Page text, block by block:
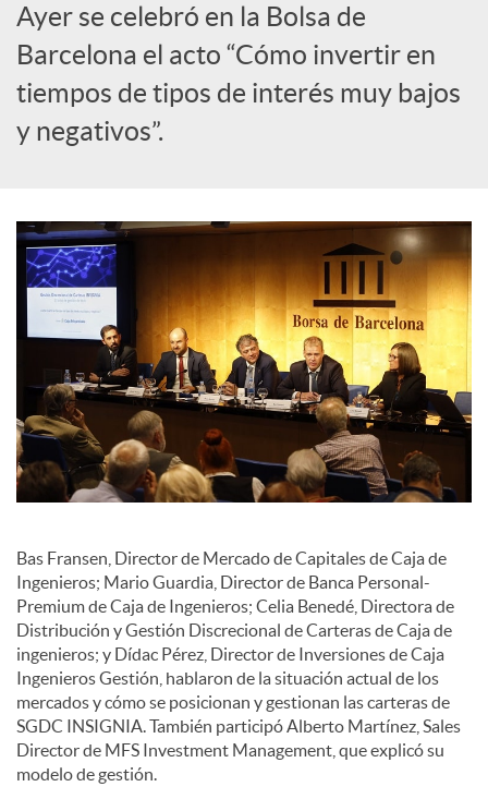
d
o
d
e
c
o
n
t
e
n
Ayer se celebró en la Bolsa de
Barcelona el acto “Cómo invertir en
tiempos de tipos de interés muy bajos
y negativos”.
Bas Fransen, Director de Mercado de Capitales de Caja de
Ingenieros; Mario Guardia, Director de Banca Personal-
Premium de Caja de Ingenieros; Celia Benedé, Directora de
Distribución y Gestión Discrecional de Carteras de Caja de
ingenieros; y Dídac Pérez, Director de Inversiones de Caja
Ingenieros Gestión, hablaron de la situación actual de los
mercados y cómo se posicionan y gestionan las carteras de
SGDC INSIGNIA. También participó Alberto Martínez, Sales
Director de MFS Investment Management, que explicó su
modelo de gestión.